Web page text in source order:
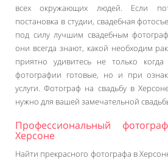
всех окружающих людей. Если
постановка в студии, свадебная
под силу лучшим свадебным
они всегда знают, какой необходим
приятно удивитесь не только когда
фотографии готовые, но и при
услуги. Фотограф на свадьбу в
нужно для вашей замечательной
Профессиональный
Херсоне
Найти прекрасного фотографа в